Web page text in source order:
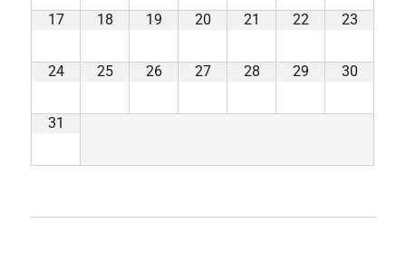
17 18 19 20 21 22 23
24 25 26 27 28 29 30
31